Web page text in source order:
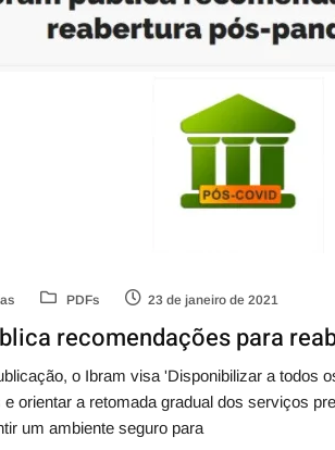
PDFs 23 de janeiro de 2021
recomendações para
o Ibram visa 'Disponibilizar a todos
e orientar a retomada gradual dos serviços
um ambiente seguro para